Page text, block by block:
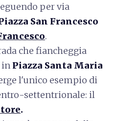
per via
San Francesco
.
che fiancheggia
in Piazza Santa Maria
l'unico esempio di
settentrionale: il
.